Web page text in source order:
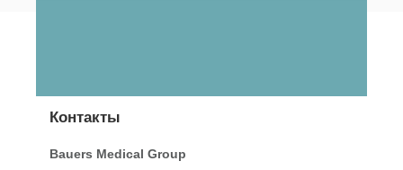
Контакты
Bauers Medical Group